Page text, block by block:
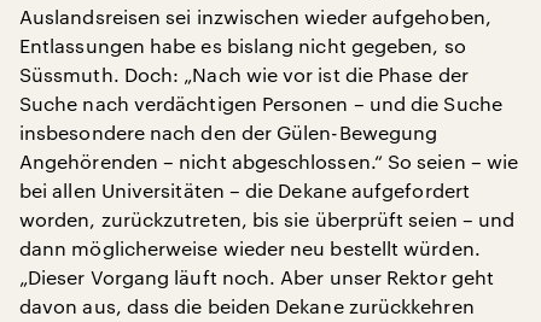
Auslandsreisen sei inzwischen wieder aufgehoben,
Entlassungen habe es bislang nicht gegeben, so
Süssmuth. Doch: „Nach wie vor ist die Phase der
Suche nach verdächtigen Personen – und die Suche
insbesondere nach den der Gülen-Bewegung
Angehörenden – nicht abgeschlossen.“ So seien – wie
bei allen Universitäten – die Dekane aufgefordert
worden, zurückzutreten, bis sie überprüft seien – und
dann möglicherweise wieder neu bestellt würden.
„Dieser Vorgang läuft noch. Aber unser Rektor geht
davon aus, dass die beiden Dekane zurückkehren